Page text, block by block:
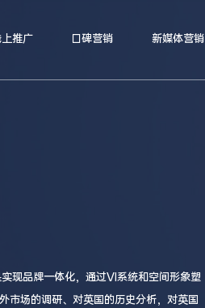
推广 口碑营销 新媒体营销
现品牌一体化，通过VI系统和空间形象塑
市场的调研、对英国的历史分析，对英国